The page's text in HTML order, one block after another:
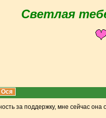
Светлая
Ося
за поддержку, мне сейчас она